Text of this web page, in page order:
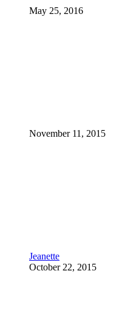
May 25, 2016
November 11, 2015
Jeanette
October 22, 2015